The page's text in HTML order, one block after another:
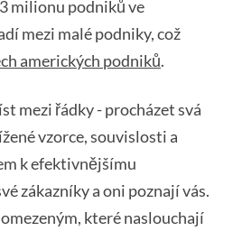
milionu podniků ve
mezi malé podniky, což
amerických podniků.
mezi řádky - procházet svá
vzorce, souvislosti a
k efektivnějšímu
zákazníky a oni poznají vás.
které naslouchají